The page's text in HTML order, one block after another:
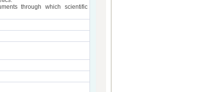
through which scientific